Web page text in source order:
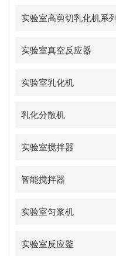
实验室高剪切乳化机系列
实验室真空反应器
实验室乳化机
乳化分散机
实验室搅拌器
智能搅拌器
实验室匀浆机
实验室反应釜